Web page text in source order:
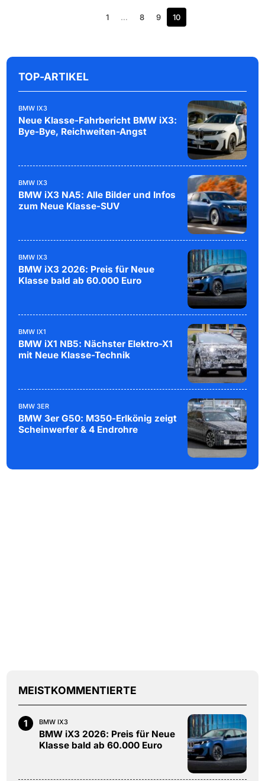
1 … 8 9 10
TOP-ARTIKEL
BMW IX3
Neue Klasse-Fahrbericht BMW iX3:
Bye-Bye, Reichweiten-Angst
BMW IX3
BMW iX3 NA5: Alle Bilder und Infos
zum Neue Klasse-SUV
BMW IX3
BMW iX3 2026: Preis für Neue
Klasse bald ab 60.000 Euro
BMW IX1
BMW iX1 NB5: Nächster Elektro-X1
mit Neue Klasse-Technik
BMW 3ER
BMW 3er G50: M350-Erlkönig zeigt
Scheinwerfer & 4 Endrohre
MEISTKOMMENTIERTE
1 BMW IX3
BMW iX3 2026: Preis für Neue
Klasse bald ab 60.000 Euro